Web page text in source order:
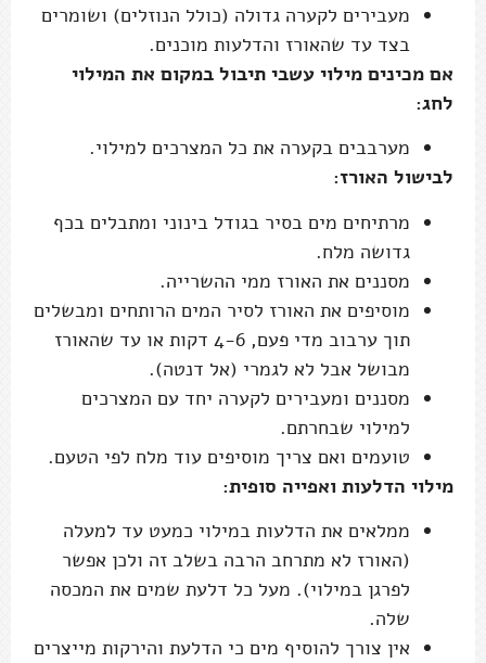
מעבירים לקערה גדולה (כולל הנוזלים) ושומרים
בצד עד שהאורז והדלעות מוכנים.
אם מכינים מילוי עשבי תיבול במקום את המילוי
לחג:
מערבבים בקערה את כל המצרכים למילוי.
לבישול האורז:
מרתיחים מים בסיר בגודל בינוני ומתבלים בכף
גדושה מלח.
מסננים את האורז ממי ההשרייה.
מוסיפים את האורז לסיר המים הרותחים ומבשלים
תוך ערבוב מדי פעם, 4-6 דקות או עד שהאורז
מבושל אבל לא לגמרי (אל דנטה).
מסננים ומעבירים לקערה יחד עם המצרכים
למילוי שבחרתם.
טועמים ואם צריך מוסיפים עוד מלח לפי הטעם.
מילוי הדלעות ואפייה סופית:
ממלאים את הדלעות במילוי כמעט עד למעלה
(האורז לא מתרחב הרבה בשלב זה ולכן אפשר
לפרגן במילוי). מעל כל דלעת שמים את המכסה
שלה.
אין צורך להוסיף מים כי הדלעת והירקות מייצרים